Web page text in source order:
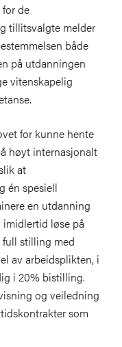
de
tillitsvalgte melder
både
på utdanningen
vitenskapelig
for kunne hente
høyt internasjonalt
at
én spesiell
en utdanning
løse på
full stilling med
av arbeidsplikten, i
i 20% bistilling.
og veiledning
som